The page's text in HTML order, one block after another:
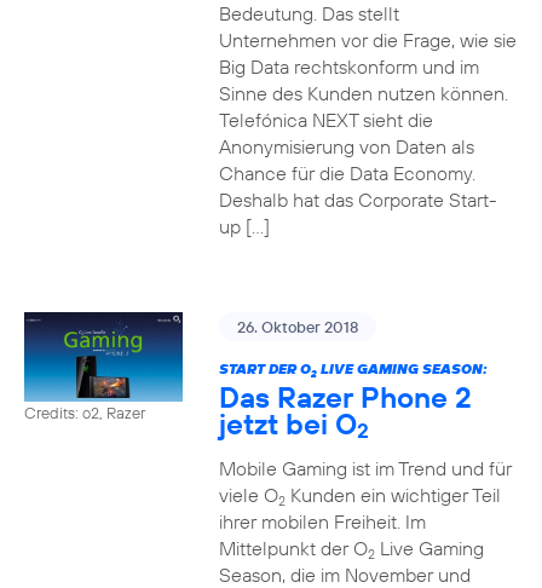
Bedeutung. Das stellt
Unternehmen vor die Frage, wie sie
Big Data rechtskonform und im
Sinne des Kunden nutzen können.
Telefónica NEXT sieht die
Anonymisierung von Daten als
Chance für die Data Economy.
Deshalb hat das Corporate Start-
up […]
Credits: o2, Razer
26. Oktober 2018
START DER O2LIVE GAMING SEASON:
Das Razer Phone 2
jetzt bei O2
Mobile Gaming ist im Trend und für
viele O2Kunden ein wichtiger Teil
ihrer mobilen Freiheit. Im
Mittelpunkt der O2Live Gaming
Season, die im November und